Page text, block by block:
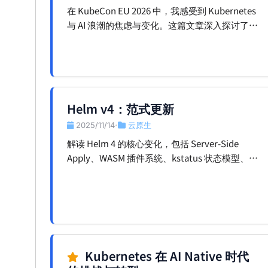
在 KubeCon EU 2026 中，我感受到 Kubernetes
与 AI 浪潮的焦虑与变化。这篇文章深入探讨了
Helm v4：范式更新
2025/11/14• 云原生
解读 Helm 4 的核心变化，包括 Server-Side
Apply、WASM 插件系统、kstatus 状态模型、可
Kubernetes 在 AI Native 时代